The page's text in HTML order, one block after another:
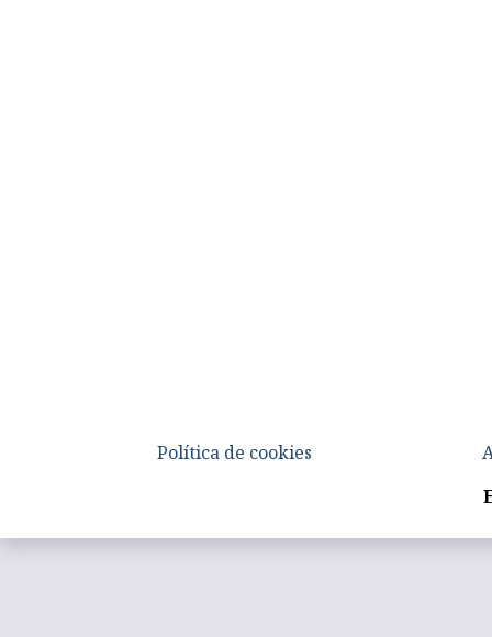
Política de cookies